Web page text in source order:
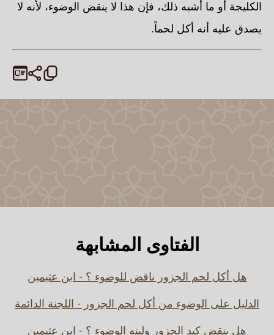
الكليجة أو ما أشبه ذلك، فإن هذا لا ينقض الوضوء، لأنه لا
يصدق عليه أنه أكل لحماً.
الفتاوى المشابهة
هل أكل لحم الجزور ناقض للوضوء ؟ - ابن عثيمين
الدليل على الوضوء من أكل لحم الجزور - اللجنة الدائمة
هل ينقض كبد الجزور ولبنه الوضوء ؟ - ابن عثيمين